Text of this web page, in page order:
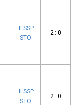
III SSP
STO
2 : 0
III SSP
STO
2 : 0